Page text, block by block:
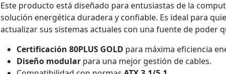
Este producto está diseñado para entusiastas de la
solución energética duradera y confiable. Es ideal para
actualizar sus sistemas actuales con una fuente de poder
Certificación 80PLUS GOLD para máxima eficiencia
Diseño modularpara una mejor gestión de cables.